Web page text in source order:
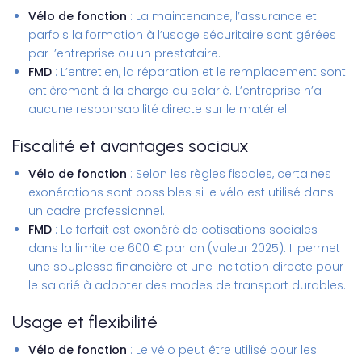
Vélo de fonction : La maintenance, l’assurance et
parfois la formation à l’usage sécuritaire sont gérées
par l’entreprise ou un prestataire.
FMD : L’entretien, la réparation et le remplacement sont
entièrement à la charge du salarié. L’entreprise n’a
aucune responsabilité directe sur le matériel.
Fiscalité et avantages sociaux
Vélo de fonction : Selon les règles fiscales, certaines
exonérations sont possibles si le vélo est utilisé dans
un cadre professionnel.
FMD : Le forfait est exonéré de cotisations sociales
dans la limite de 600 € par an (valeur 2025). Il permet
une souplesse financière et une incitation directe pour
le salarié à adopter des modes de transport durables.
Usage et flexibilité
Vélo de fonction : Le vélo peut être utilisé pour les